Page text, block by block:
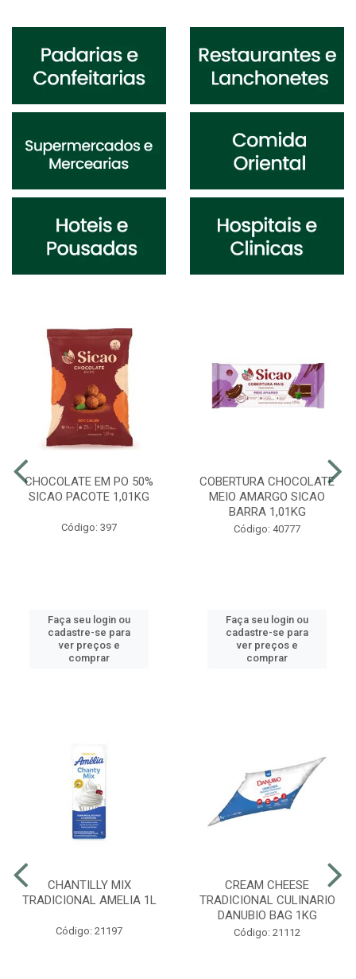
CHOCOLATE EM PO 50%
SICAO PACOTE 1,01KG
Código: 397
Faça seu login ou
cadastre-se para
ver preços e
comprar
COBERTURA CHOCOLATE
MEIO AMARGO SICAO
BARRA 1,01KG
Código: 40777
Faça seu login ou
cadastre-se para
ver preços e
comprar
CHANTILLY MIX
TRADICIONAL AMELIA 1L
Código: 21197
CREAM CHEESE
TRADICIONAL CULINARIO
DANUBIO BAG 1KG
Código: 21112